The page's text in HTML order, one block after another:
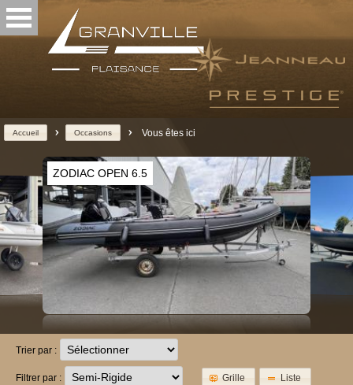
Accueil > Occasions > Vous êtes ici
ZODIAC OPEN 6.5
Trier par :
Filtrer par : Grille Liste